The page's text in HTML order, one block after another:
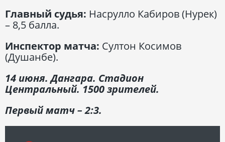
Главный судья: Насрулло Кабиров (Нурек)
– 8,5 балла.
Инспектор матча: Султон Косимов
(Душанбе).
14 июня. Дангара. Стадион
Центральный. 1500 зрителей.
Первый матч – 2:3.